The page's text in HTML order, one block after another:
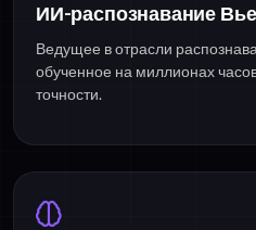
ИИ-распознавание
Ведущее в отрасли
обученное на миллионах
точности.